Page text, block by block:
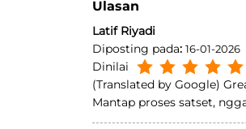
Ulasan
Latif Riyadi
Diposting pada: 16-01-2026
Dinilai
(Translated by Google)
Mantap proses satset,